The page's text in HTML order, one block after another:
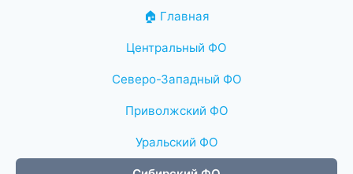
🏠 Главная
Центральный ФО
Северо-Западный ФО
Приволжский ФО
Уральский ФО